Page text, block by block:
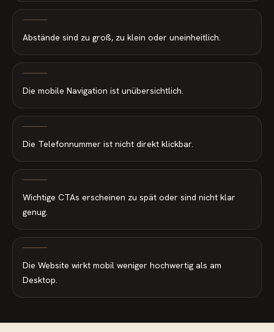
Abstände sind zu groß, zu klein oder uneinheitlich.
Die mobile Navigation ist unübersichtlich.
Die Telefonnummer ist nicht direkt klickbar.
Wichtige CTAs erscheinen zu spät oder sind nicht klar
genug.
Die Website wirkt mobil weniger hochwertig als am
Desktop.